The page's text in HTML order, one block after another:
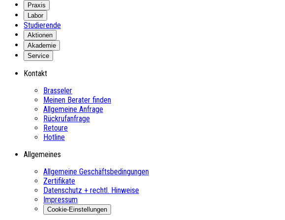
Praxis
Labor
Studierende
Aktionen
Akademie
Service
Kontakt
Brasseler
Meinen Berater finden
Allgemeine Anfrage
Rückrufanfrage
Retoure
Hotline
Allgemeines
Allgemeine Geschäftsbedingungen
Zertifikate
Datenschutz + rechtl. Hinweise
Impressum
Cookie-Einstellungen